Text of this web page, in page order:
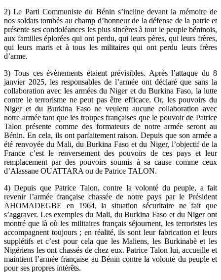
2) Le Parti Communiste du Bénin s’incline devant la mémoire de
nos soldats tombés au champ d’honneur de la défense de la patrie et
présente ses condoléances les plus sincères à tout le peuple béninois,
aux familles éplorées qui ont perdu, qui leurs pères, qui leurs frères,
qui leurs maris et à tous les militaires qui ont perdu leurs frères
d’arme.
3) Tous ces évènements étaient prévisibles. Après l’attaque du 8
janvier 2025, les responsables de l’armée ont déclaré que sans la
collaboration avec les armées du Niger et du Burkina Faso, la lutte
contre le terrorisme ne peut pas être efficace. Or, les pouvoirs du
Niger et du Burkina Faso ne veulent aucune collaboration avec
notre armée tant que les troupes françaises que le pouvoir de Patrice
Talon présente comme des formateurs de notre armée seront au
Bénin. En cela, ils ont parfaitement raison. Depuis que son armée a
été renvoyée du Mali, du Burkina Faso et du Niger, l’objectif de la
France c’est le renversement des pouvoirs de ces pays et leur
remplacement par des pouvoirs soumis à sa cause comme ceux
d’Alassane OUATTARA ou de Patrice TALON.
4) Depuis que Patrice Talon, contre la volonté du peuple, a fait
revenir l’armée française chassée de notre pays par le Président
AHOMADEGBE en 1964, la situation sécuritaire ne fait que
s’aggraver. Les exemples du Mali, du Burkina Faso et du Niger ont
montré que là où les militaires français séjournent, les terroristes les
accompagnent toujours ; en réalité, ils sont leur fabrication et leurs
supplétifs et c’est pour cela que les Maliens, les Burkinabè et les
Nigériens les ont chassés de chez eux. Patrice Talon lui, accueille et
maintient l’armée française au Bénin contre la volonté du peuple et
pour ses propres intérêts.